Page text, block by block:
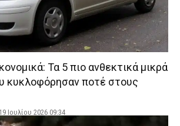
Τα 5 πιο ανθεκτικά μικρά
κυκλοφόρησαν ποτέ στους
19 Ιουλίου 2026 09:34